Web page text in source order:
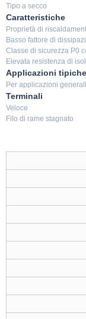
Tipo a secco
Caratteristiche
Proprietà di
Basso fattore di
Classe di sicurezza P0
Elevata resistenza di
Applicazioni tipiche
Per applicazioni
Terminali
Veloce
Filo di rame stagnato